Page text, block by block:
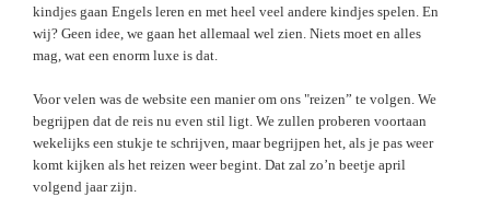
kindjes gaan Engels leren en met heel veel andere kindjes spelen. En
wij? Geen idee, we gaan het allemaal wel zien. Niets moet en alles
mag, wat een enorm luxe is dat.
Voor velen was de website een manier om ons "reizen” te volgen. We
begrijpen dat de reis nu even stil ligt. We zullen proberen voortaan
wekelijks een stukje te schrijven, maar begrijpen het, als je pas weer
komt kijken als het reizen weer begint. Dat zal zo’n beetje april
volgend jaar zijn.